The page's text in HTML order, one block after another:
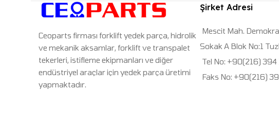
Ceoparts firması forklift yedek parça, hidrolik
ve mekanik aksamlar, forklift ve transpalet
tekerleri, istifleme ekipmanları ve diğer
endüstriyel araçlar için yedek parça üretimi
yapmaktadır.
Şirket Adresi
Mescit Mah.
Sokak A Blok No:1
Tel No: +90(216) 394
Faks No: +90(216)